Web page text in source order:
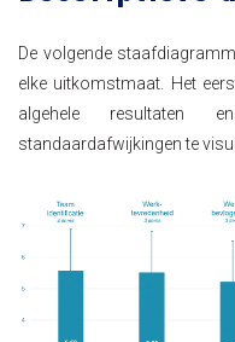
De volgende
elke uitkomstmaat. Het
algehele resultaten
standaardafwijkingen te